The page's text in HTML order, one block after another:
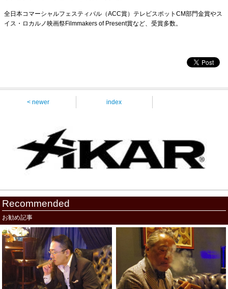
全日本コマーシャルフェスティバル（ACC賞）テレビスポットCM部門金賞やス
イス・ロカルノ映画祭Filmmakers of Present賞など、受賞多数。
< newer index
Recommended
お勧め記事